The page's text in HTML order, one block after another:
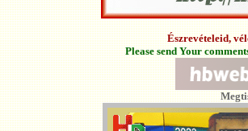
Észrevételeid,
Please send Your